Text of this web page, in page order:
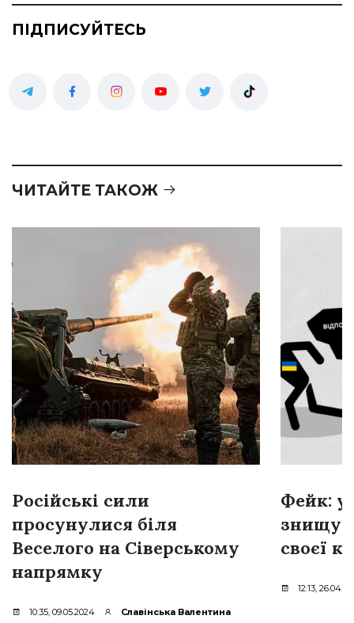
ПІДПИСУЙТЕСЬ
ЧИТАЙТЕ ТАКОЖ
Російські сили
просунулися біля
Веселого на Сіверському
напрямку
10:35, 09.05.2024 Славінська Валентина
Фейк:
своєї
12:13,